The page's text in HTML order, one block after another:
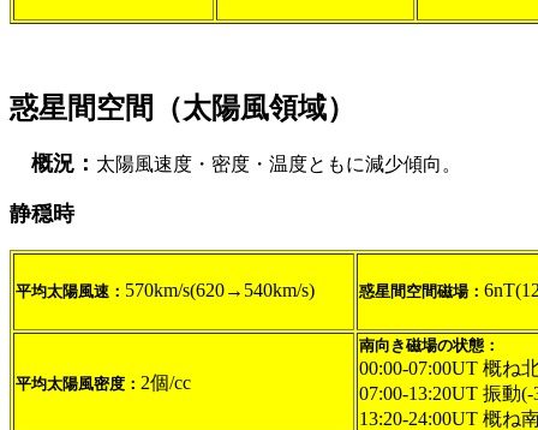
惑星間空間（太陽風領域）
概況： 太陽風速度・密度・温度ともに減少傾向。
静穏時
平均太陽風速： 570km/s(620→540km/s) 惑星間空間磁場：
平均太陽風密度： 2個/cc
南向き磁場の状態：
00:00-07:00UT 概ね
07:00-13:20UT 振動
13:20-24:00UT 概ね